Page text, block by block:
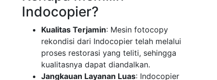
Indocopier?
Kualitas Terjamin: Mesin fotocopy
rekondisi dari Indocopier telah melalui
proses restorasi yang teliti, sehingga
kualitasnya dapat diandalkan.
Jangkauan Layanan Luas: Indocopier